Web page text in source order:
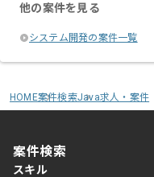
他の案件を見る
システム開発の案件一覧
HOME案件検索Java求人・案件
案件検索
スキル